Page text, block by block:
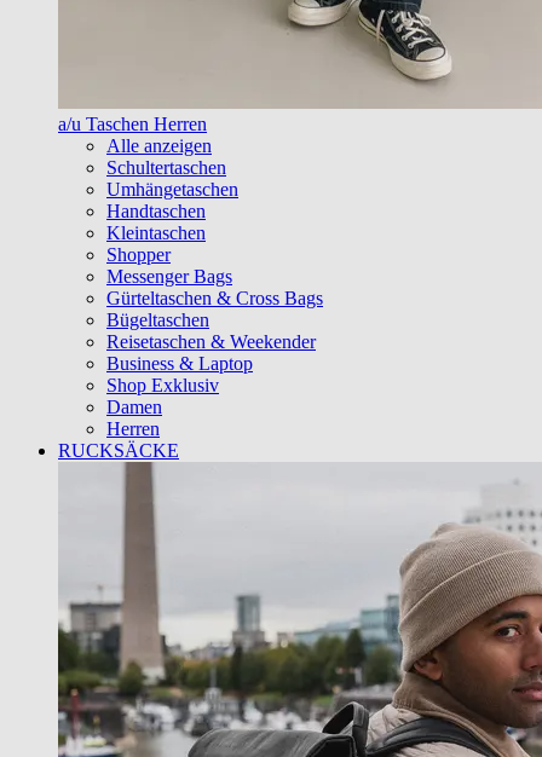
a/u Taschen Herren
Alle anzeigen
Schultertaschen
Umhängetaschen
Handtaschen
Kleintaschen
Shopper
Messenger Bags
Gürteltaschen & Cross Bags
Bügeltaschen
Reisetaschen & Weekender
Business & Laptop
Shop Exklusiv
Damen
Herren
RUCKSÄCKE